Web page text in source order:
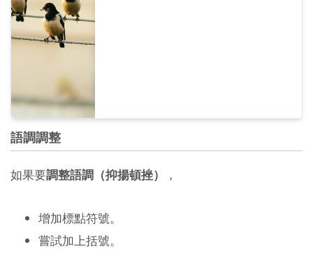
語調調整
如果要調整語調（抑揚頓挫） ，
增加標點符號。
嘗試加上括號。